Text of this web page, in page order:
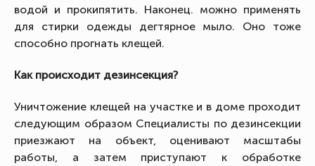
водой и прокипятить. Наконец. можно применять
для стирки одежды дегтярное мыло. Оно тоже
способно прогнать клещей.
Как происходит дезинсекция?
Уничтожение клещей на участке и в доме проходит
следующим образом Специалисты по дезинсекции
приезжают на объект, оценивают масштабы
работы, а затем приступают к обработке